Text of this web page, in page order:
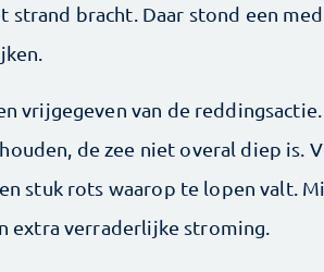
strand bracht. Daar stond een
vrijgegeven van de
de zee niet overal diep is.
stuk rots waarop te lopen valt.
extra verraderlijke stroming.